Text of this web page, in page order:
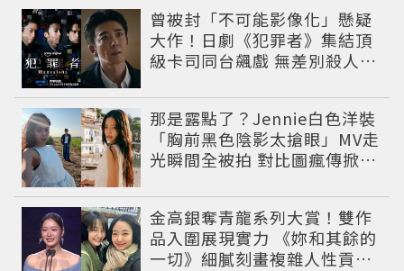
曾被封「不可能影像化」懸疑
大作！日劇《犯罪者》集結頂
級卡司同台飆戲 無差別殺人案
那是露點了？Jennie白色洋裝
「胸前黑色陰影太搶眼」MV走
光瞬間全被拍 對比圖瘋傳掀論
金高銀奪青龍系列大賞！雙作
品入圍展現實力 《妳和其餘的
一切》細膩刻畫複雜人性貢獻